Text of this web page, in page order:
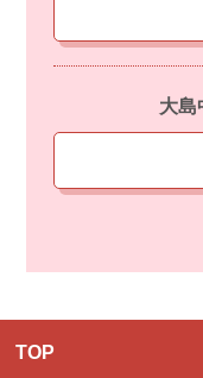
大島
TOP